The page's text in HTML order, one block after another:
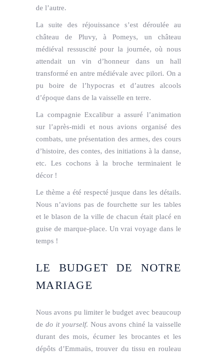
de l’autre.
La suite des réjouissance s’est déroulée au
château de Pluvy, à Pomeys, un château
médiéval ressuscité pour la journée, où nous
attendait un vin d’honneur dans un hall
transformé en antre médiévale avec pilori. On a
pu boire de l’hypocras et d’autres alcools
d’époque dans de la vaisselle en terre.
La compagnie Excalibur a assuré l’animation
sur l’après-midi et nous avions organisé des
combats, une présentation des armes, des cours
d’histoire, des contes, des initiations à la danse,
etc. Les cochons à la broche terminaient le
décor !
Le thème a été respecté jusque dans les détails.
Nous n’avions pas de fourchette sur les tables
et le blason de la ville de chacun était placé en
guise de marque-place. Un vrai voyage dans le
temps !
LE BUDGET DE NOTRE
MARIAGE
Nous avons pu limiter le budget avec beaucoup
de do it yourself. Nous avons chiné la vaisselle
durant des mois, écumer les brocantes et les
dépôts d’Emmaüs, trouver du tissu en rouleau